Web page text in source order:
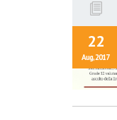
22
Aug, 2017